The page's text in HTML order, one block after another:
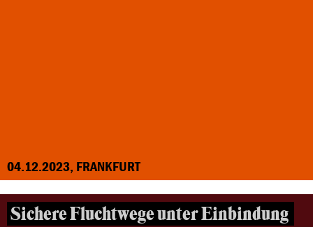
04.12.2023, FRANKFURT
Sichere Fluchtwege unter Einbindung